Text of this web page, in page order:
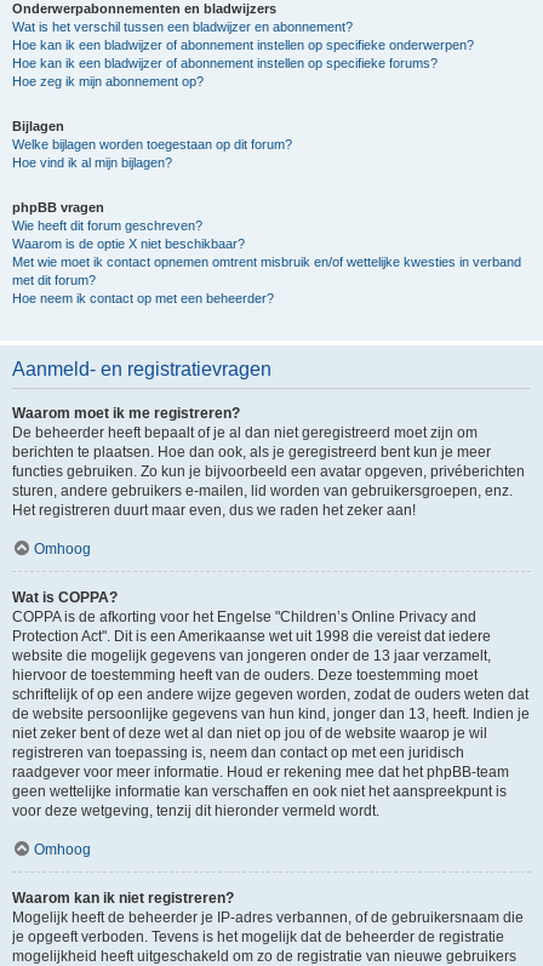
Onderwerpabonnementen en bladwijzers
Wat is het verschil tussen een bladwijzer en abonnement?
Hoe kan ik een bladwijzer of abonnement instellen op specifieke onderwerpen?
Hoe kan ik een bladwijzer of abonnement instellen op specifieke forums?
Hoe zeg ik mijn abonnement op?
Bijlagen
Welke bijlagen worden toegestaan op dit forum?
Hoe vind ik al mijn bijlagen?
phpBB vragen
Wie heeft dit forum geschreven?
Waarom is de optie X niet beschikbaar?
Met wie moet ik contact opnemen omtrent misbruik en/of wettelijke kwesties in verband
met dit forum?
Hoe neem ik contact op met een beheerder?
Aanmeld- en registratievragen
Waarom moet ik me registreren?
De beheerder heeft bepaalt of je al dan niet geregistreerd moet zijn om
berichten te plaatsen. Hoe dan ook, als je geregistreerd bent kun je meer
functies gebruiken. Zo kun je bijvoorbeeld een avatar opgeven, privéberichten
sturen, andere gebruikers e-mailen, lid worden van gebruikersgroepen, enz.
Het registreren duurt maar even, dus we raden het zeker aan!
Omhoog
Wat is COPPA?
COPPA is de afkorting voor het Engelse "Children’s Online Privacy and
Protection Act". Dit is een Amerikaanse wet uit 1998 die vereist dat iedere
website die mogelijk gegevens van jongeren onder de 13 jaar verzamelt,
hiervoor de toestemming heeft van de ouders. Deze toestemming moet
schriftelijk of op een andere wijze gegeven worden, zodat de ouders weten dat
de website persoonlijke gegevens van hun kind, jonger dan 13, heeft. Indien je
niet zeker bent of deze wet al dan niet op jou of de website waarop je wil
registreren van toepassing is, neem dan contact op met een juridisch
raadgever voor meer informatie. Houd er rekening mee dat het phpBB-team
geen wettelijke informatie kan verschaffen en ook niet het aanspreekpunt is
voor deze wetgeving, tenzij dit hieronder vermeld wordt.
Omhoog
Waarom kan ik niet registreren?
Mogelijk heeft de beheerder je IP-adres verbannen, of de gebruikersnaam die
je opgeeft verboden. Tevens is het mogelijk dat de beheerder de registratie
mogelijkheid heeft uitgeschakeld om zo de registratie van nieuwe gebruikers